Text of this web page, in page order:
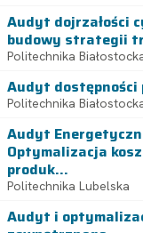
Audyt dojrzałości
budowy strategii
Politechnika
Audyt
Politechnika
Audyt
Optymalizacja
produk...
Politechnika Lubelska
Audyt i